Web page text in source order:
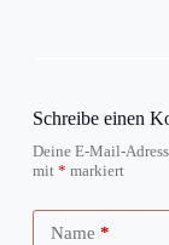
Schreibe einen
Deine E-Mail-
mit * markiert
Name *